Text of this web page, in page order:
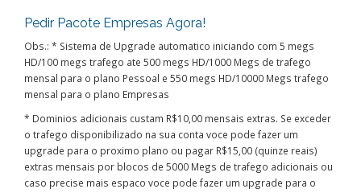
Pedir Pacote Empresas Agora!
Obs.: * Sistema de Upgrade automatico iniciando com 5 megs
HD/100 megs trafego ate 500 megs HD/1000 Megs de trafego
mensal para o plano Pessoal e 550 megs HD/10000 Megs trafego
mensal para o plano Empresas
* Dominios adicionais custam R$10,00 mensais extras. Se exceder
o trafego disponibilizado na sua conta voce pode fazer um
upgrade para o proximo plano ou pagar R$15,00 (quinze reais)
extras mensais por blocos de 5000 Megs de trafego adicionais ou
caso precise mais espaco voce pode fazer um upgrade para o